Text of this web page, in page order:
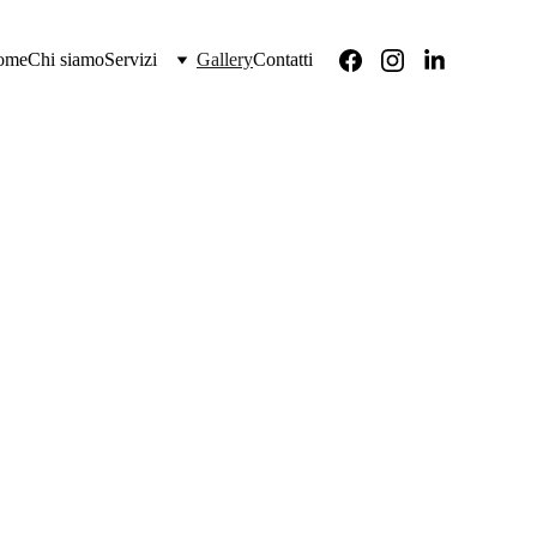
Chi siamoServizi GalleryContatti